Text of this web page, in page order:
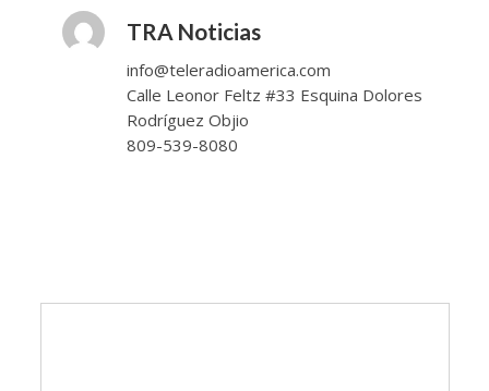
TRA Noticias
info@teleradioamerica.com
Calle Leonor Feltz #33 Esquina Dolores
Rodríguez Objio
809-539-8080